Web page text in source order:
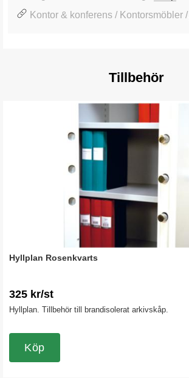
Kontor & konferens / Kontorsmöbler /
Tillbehör
Hyllplan Rosenkvarts
325 kr/st
Hyllplan. Tillbehör till brandisolerat arkivskåp.
Köp